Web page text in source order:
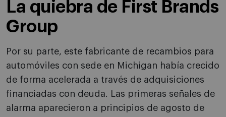
La quiebra de First Brands
Group
Por su parte, este fabricante de recambios para
automóviles con sede en Michigan había crecido
de forma acelerada a través de adquisiciones
financiadas con deuda. Las primeras señales de
alarma aparecieron a principios de agosto de